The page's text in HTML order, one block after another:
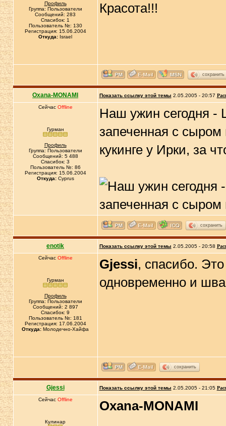
Профиль
Группа: Пользователи
Сообщений: 283
Спасибок: 1
Пользователь №: 130
Регистрация: 15.06.2004
Откуда: Israel
Красота!!!
сохранить
Oxana-MONAMI Показать ссылку этой темы 2.05.2005 - 20:57
Сейчас Offline
Гурман
Профиль
Группа: Пользователи
Сообщений: 5 488
Спасибок: 3
Пользователь №: 86
Регистрация: 15.06.2004
Откуда:Cyprus
Наш ужин сегодня -
запеченная с
кукинге у Ирки, за
сохранить
enotik Показать ссылку этой темы 2.05.2005 - 20:58
Сейчас Offline
Гурман
Профиль
Группа: Пользователи
Сообщений: 2 897
Спасибок: 9
Пользователь №: 181
Регистрация: 17.06.2004
Откуда: Молодечно-Хайфа
Gjessi, спасибо.
одновременно и
сохранить
Gjessi Показать ссылку этой темы 2.05.2005 - 21:05
Сейчас Offline
Кулинар
Oxana-MONAMI